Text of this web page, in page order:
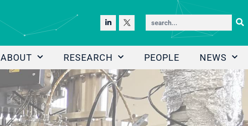
ABOUT RESEARCH PEOPLE NEWS